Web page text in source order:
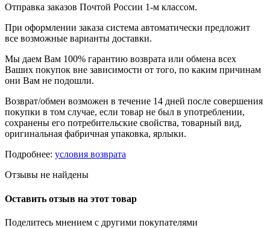
Отправка заказов Почтой России 1-м классом.
При оформлении заказа система автоматически предложит
все возможные варианты доставки.
Мы даем Вам 100% гарантию возврата или обмена всех
Ваших покупок вне зависимости от того, по каким причинам
они Вам не подошли.
Возврат/обмен возможен в течение 14 дней после совершения
покупки в том случае, если товар не был в употреблении,
сохранены его потребительские свойства, товарный вид,
оригинальная фабричная упаковка, ярлыки.
Подробнее: условия возврата
Отзывы не найдены
Оставить отзыв на этот товар
Поделитесь мнением с другими покупателями